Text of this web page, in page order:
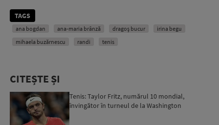
TAGS
ana bogdan ana-maria brânză dragoș bucur
irina begu
mihaela buzărnescu
randi tenis
CITEȘTE ȘI
Tenis: Taylor Fritz, numărul 10 mondial,
învingător în turneul de la Washington